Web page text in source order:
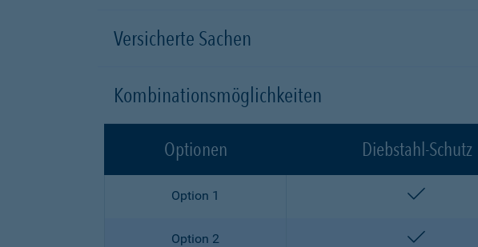
Versicherte Sachen
Kombinationsmöglichkeiten
Optionen Diebstahl-Schutz
Option 1
Option 2